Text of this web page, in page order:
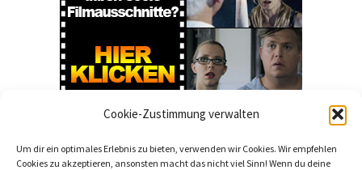
Cookie-Zustimmung verwalten
Um dir ein optimales Erlebnis zu bieten, verwenden wir Cookies. Wir empfehlen
Cookies zu akzeptieren, ansonsten macht das nicht viel Sinn! Wenn du deine